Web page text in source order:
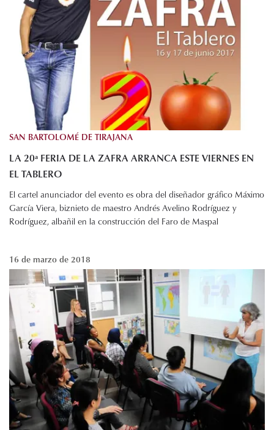
SAN BARTOLOMÉ DE TIRAJANA
LA 20ª FERIA DE LA ZAFRA ARRANCA ESTE VIERNES EN
EL TABLERO
El cartel anunciador del evento es obra del diseñador gráfico Máximo
García Viera, biznieto de maestro Andrés Avelino Rodríguez y
Rodríguez, albañil en la construcción del Faro de Maspal
16 de marzo de 2018